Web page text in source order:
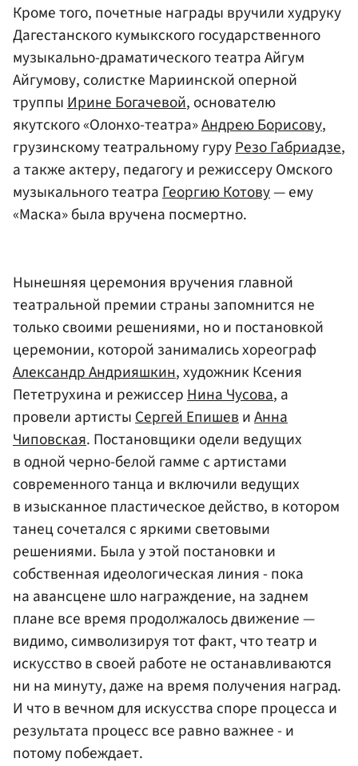
Кроме того, почетные награды вручили худруку
Дагестанского кумыкского государственного
музыкально-драматического театра Айгум
Айгумову, солистке Мариинской оперной
труппыИрине Богачевой, основателю
якутского «Олонхо-театра»Андрею Борисову,
грузинскому театральному гуруРезо Габриадзе,
а также актеру, педагогу и режиссеру Омского
музыкального театраГеоргию Котову— ему
«Маска» была вручена посмертно.
Нынешняя церемония вручения главной
театральной премии страны запомнится не
только своими решениями, но и постановкой
церемонии, которой занимались хореограф
Александр Андрияшкин, художник Ксения
Пететрухина и режиссерНина Чусова, а
провели артистыСергей ЕпишевиАнна
Чиповская. Постановщики одели ведущих
в одной черно-белой гамме с артистами
современного танца и включили ведущих
в изысканное пластическое действо, в котором
танец сочетался с яркими световыми
решениями. Была у этой постановки и
собственная идеологическая линия - пока
на авансцене шло награждение, на заднем
плане все время продолжалось движение —
видимо, символизируя тот факт, что театр и
искусство в своей работе не останавливаются
ни на минуту, даже на время получения наград.
И что в вечном для искусства споре процесса и
результата процесс все равно важнее - и
потому побеждает.